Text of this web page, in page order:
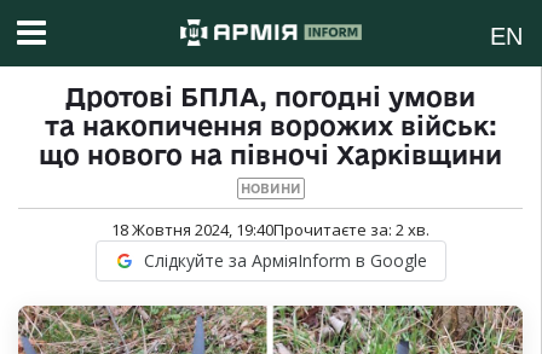
EN
Дротові БПЛА, погодні умови
та накопичення ворожих військ:
що нового на півночі Харківщини
НОВИНИ
18 Жовтня 2024, 19:40Прочитаєте за: 2хв.
Слідкуйте за АрміяInform в Google